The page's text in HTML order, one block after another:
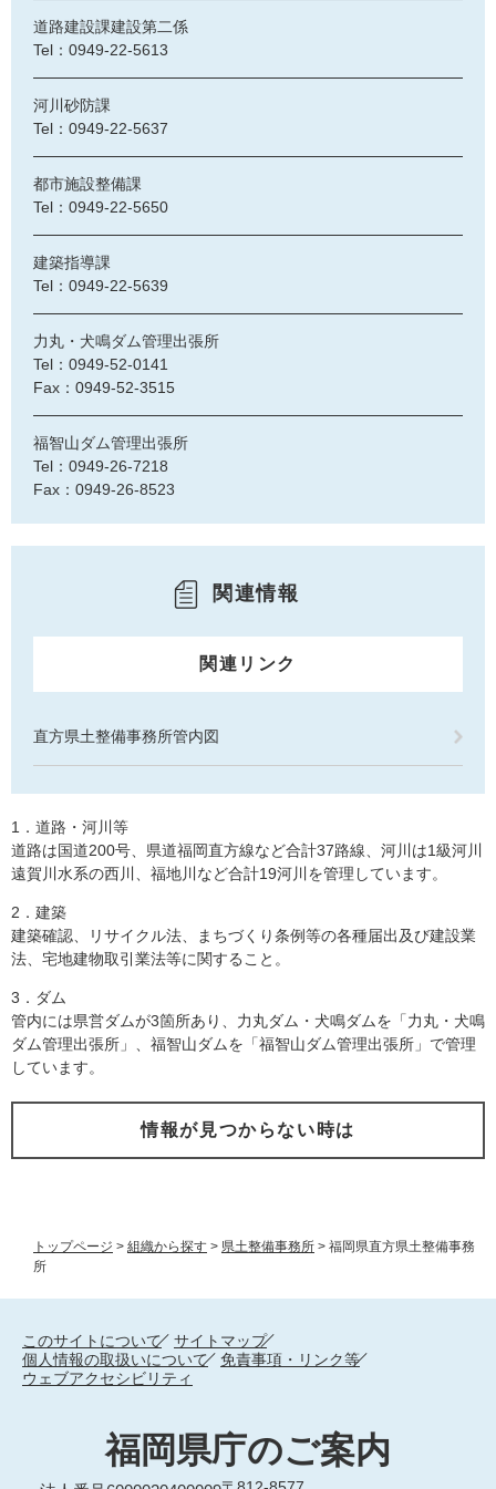
トップページ > 組織から探す > 県土整備事務所 > 福岡県直方県土整備事務
所
道路建設課建設第二係
Tel：0949-22-5613
河川砂防課
Tel：0949-22-5637
都市施設整備課
Tel：0949-22-5650
建築指導課
Tel：0949-22-5639
力丸・犬鳴ダム管理出張所
Tel：0949-52-0141
Fax：0949-52-3515
福智山ダム管理出張所
Tel：0949-26-7218
Fax：0949-26-8523
関連情報
関連リンク
直方県土整備事務所管内図
1．道路・河川等
道路は国道200号、県道福岡直方線など合計37路線、河川は1級河川
遠賀川水系の西川、福地川など合計19河川を管理しています。
2．建築
建築確認、リサイクル法、まちづくり条例等の各種届出及び建設業
法、宅地建物取引業法等に関すること。
3．ダム
管内には県営ダムが3箇所あり、力丸ダム・犬鳴ダムを「力丸・犬鳴
ダム管理出張所」、福智山ダムを「福智山ダム管理出張所」で管理
しています。
情報が見つからない時は
このサイトについて
サイトマップ
個人情報の取扱いについて
免責事項・リンク等
ウェブアクセシビリティ
福岡県庁のご案内